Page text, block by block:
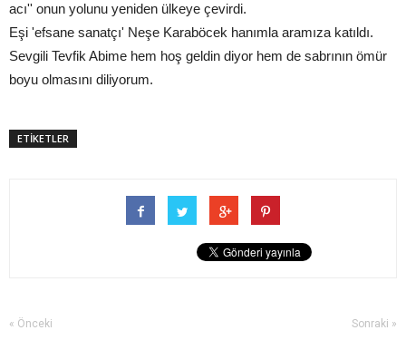
acı'' onun yolunu yeniden ülkeye çevirdi.
Eşi 'efsane sanatçı' Neşe Karaböcek hanımla aramıza katıldı.
Sevgili Tevfik Abime hem hoş geldin diyor hem de sabrının ömür
boyu olmasını diliyorum.
ETİKETLER
« Önceki Sonraki »